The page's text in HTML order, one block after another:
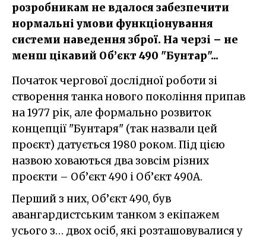
розробникам не вдалося забезпечити
нормальні умови функціонування
системи наведення зброї. На черзі – не
менш цікавий Об’єкт 490 "Бунтар"...
Початок чергової дослідної роботи зі
створення танка нового покоління припав
на 1977 рік, але формально розвиток
концепції "Бунтаря" (так назвали цей
проєкт) датується 1980 роком. Під цією
назвою ховаються два зовсім різних
проєкти – Об’єкт 490 і Об’єкт 490А.
Перший з них, Об’єкт 490, був
авангардистським танком з екіпажем
усього з… двох осіб, які розташовувалися у